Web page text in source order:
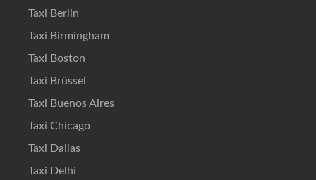
Taxi Berlin
Taxi Birmingham
Taxi Boston
Taxi Brüssel
Taxi Buenos Aires
Taxi Chicago
Taxi Dallas
Taxi Delhi